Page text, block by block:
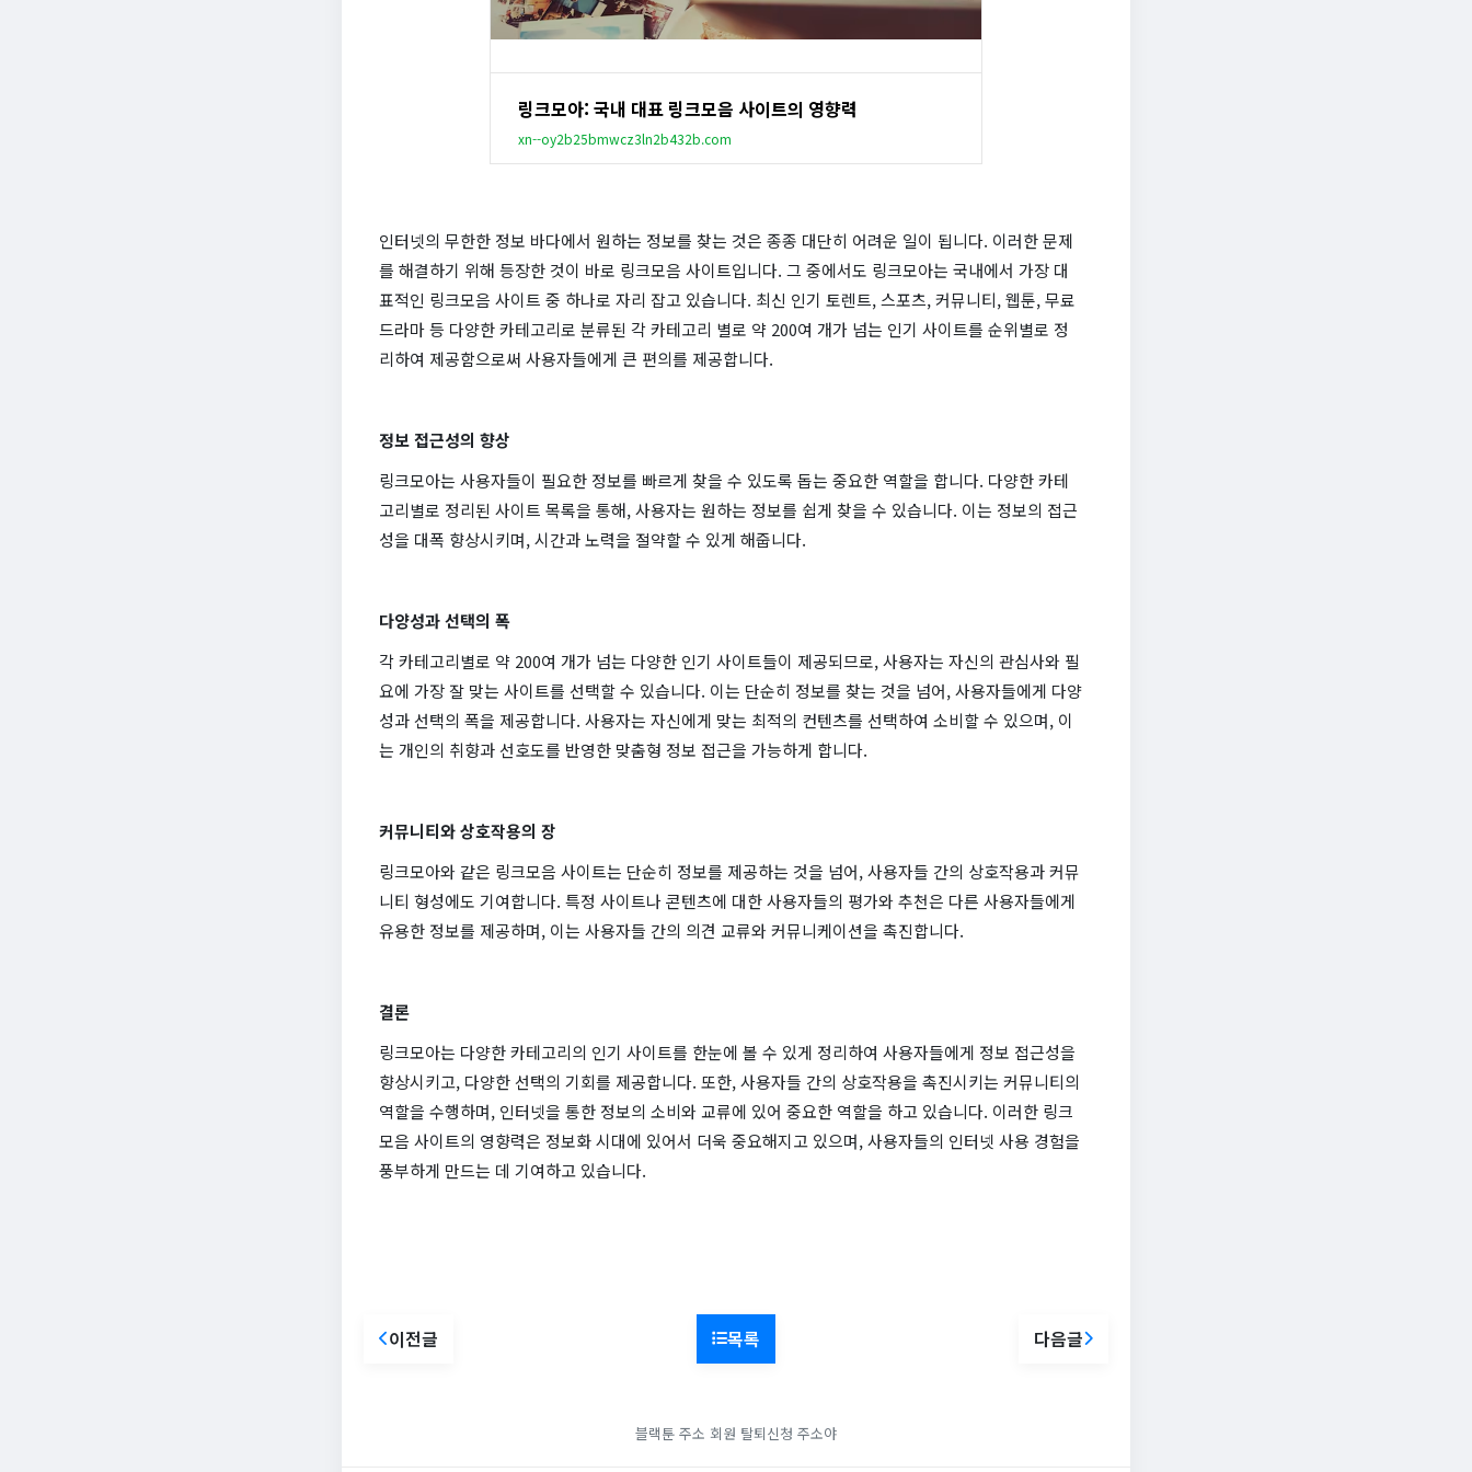
링크모아: 국내 대표 링크모음 사이트의 영향력
xn--oy2b25bmwcz3ln2b432b.com
인터넷의 무한한 정보 바다에서 원하는 정보를 찾는 것은 종종 대단히 어려운 일이 됩니다. 이러한 문제
를 해결하기 위해 등장한 것이 바로 링크모음 사이트입니다. 그 중에서도 링크모아는 국내에서 가장 대
표적인 링크모음 사이트 중 하나로 자리 잡고 있습니다. 최신 인기 토렌트, 스포츠, 커뮤니티, 웹툰, 무료
드라마 등 다양한 카테고리로 분류된 각 카테고리 별로 약 200여 개가 넘는 인기 사이트를 순위별로 정
리하여 제공함으로써 사용자들에게 큰 편의를 제공합니다.
정보 접근성의 향상
링크모아는 사용자들이 필요한 정보를 빠르게 찾을 수 있도록 돕는 중요한 역할을 합니다. 다양한 카테
고리별로 정리된 사이트 목록을 통해, 사용자는 원하는 정보를 쉽게 찾을 수 있습니다. 이는 정보의 접근
성을 대폭 향상시키며, 시간과 노력을 절약할 수 있게 해줍니다.
다양성과 선택의 폭
각 카테고리별로 약 200여 개가 넘는 다양한 인기 사이트들이 제공되므로, 사용자는 자신의 관심사와 필
요에 가장 잘 맞는 사이트를 선택할 수 있습니다. 이는 단순히 정보를 찾는 것을 넘어, 사용자들에게 다양
성과 선택의 폭을 제공합니다. 사용자는 자신에게 맞는 최적의 컨텐츠를 선택하여 소비할 수 있으며, 이
는 개인의 취향과 선호도를 반영한 맞춤형 정보 접근을 가능하게 합니다.
커뮤니티와 상호작용의 장
링크모아와 같은 링크모음 사이트는 단순히 정보를 제공하는 것을 넘어, 사용자들 간의 상호작용과 커뮤
니티 형성에도 기여합니다. 특정 사이트나 콘텐츠에 대한 사용자들의 평가와 추천은 다른 사용자들에게
유용한 정보를 제공하며, 이는 사용자들 간의 의견 교류와 커뮤니케이션을 촉진합니다.
결론
링크모아는 다양한 카테고리의 인기 사이트를 한눈에 볼 수 있게 정리하여 사용자들에게 정보 접근성을
향상시키고, 다양한 선택의 기회를 제공합니다. 또한, 사용자들 간의 상호작용을 촉진시키는 커뮤니티의
역할을 수행하며, 인터넷을 통한 정보의 소비와 교류에 있어 중요한 역할을 하고 있습니다. 이러한 링크
모음 사이트의 영향력은 정보화 시대에 있어서 더욱 중요해지고 있으며, 사용자들의 인터넷 사용 경험을
풍부하게 만드는 데 기여하고 있습니다.
이전글 목록 다음글
블랙툰 주소 회원 탈퇴신청 주소야